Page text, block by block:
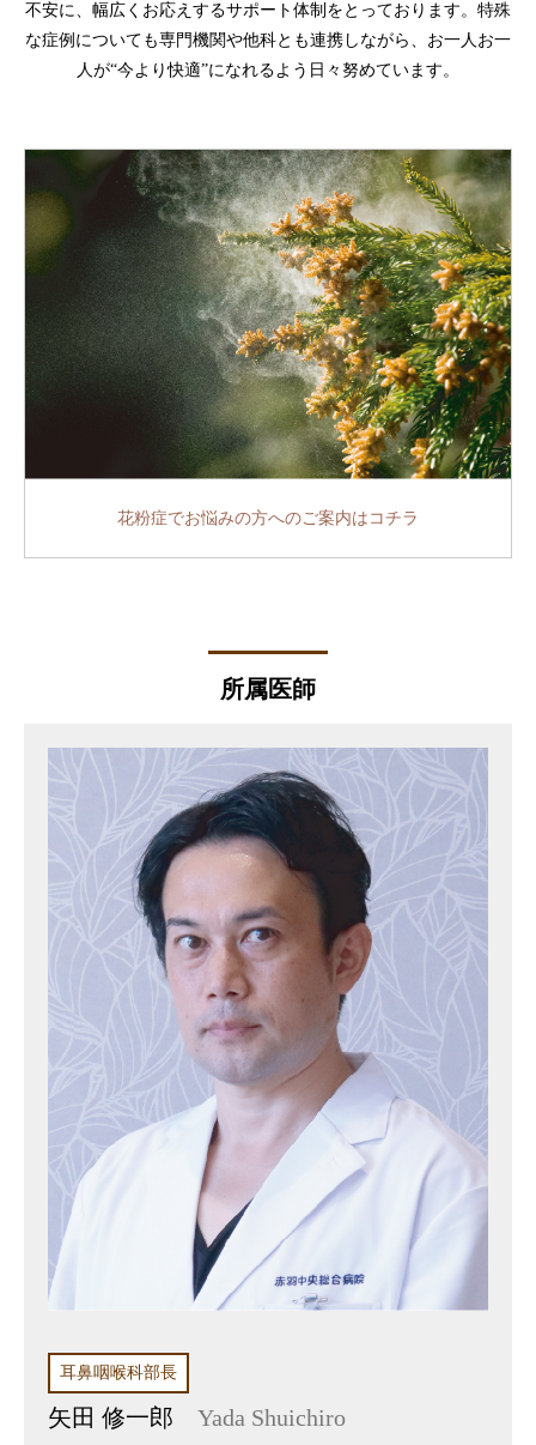
不安に、 幅広くお応えするサポート体制をとっております。特殊
な症例についても専門機関や他科とも連携しながら、 お一人お一
人が“今より快適”になれるよう日々努めています。
花粉症でお悩みの方へのご案内は コチラ
所属医師
耳鼻咽喉科部長
矢田 修一郎 Yada Shuichiro